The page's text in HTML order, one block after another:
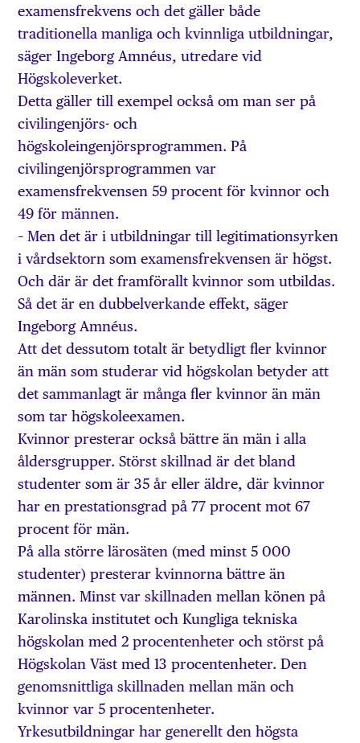
examensfrekvens och det gäller både
traditionella manliga och kvinnliga utbildningar,
säger Ingeborg Amnéus, utredare vid
Högskoleverket.
Detta gäller till exempel också om man ser på
civilingenjörs- och
högskoleingenjörsprogrammen. På
civilingenjörsprogrammen var
examensfrekvensen 59 procent för kvinnor och
49 för männen.
– Men det är i utbildningar till legitimationsyrken
i vårdsektorn som examensfrekvensen är högst.
Och där är det framförallt kvinnor som utbildas.
Så det är en dubbelverkande effekt, säger
Ingeborg Amnéus.
Att det dessutom totalt är betydligt fler kvinnor
än män som studerar vid högskolan betyder att
det sammanlagt är många fler kvinnor än män
som tar högskoleexamen.
Kvinnor presterar också bättre än män i alla
åldersgrupper. Störst skillnad är det bland
studenter som är 35 år eller äldre, där kvinnor
har en prestationsgrad på 77 procent mot 67
procent för män.
På alla större lärosäten (med minst 5 000
studenter) presterar kvinnorna bättre än
männen. Minst var skillnaden mellan könen på
Karolinska institutet och Kungliga tekniska
högskolan med 2 procentenheter och störst på
Högskolan Väst med 13 procentenheter. Den
genomsnittliga skillnaden mellan män och
kvinnor var 5 procentenheter.
Yrkesutbildningar har generellt den högsta